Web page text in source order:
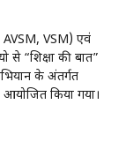
AVSM, VSM) एवं
से “शिक्षा की बात”
के अंतर्गत
आयोजित किया गया।